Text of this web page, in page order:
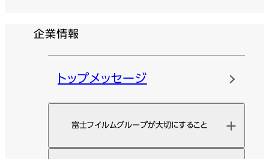
企業情報
トップメッセージ
富士フイルムグループが大切にすること